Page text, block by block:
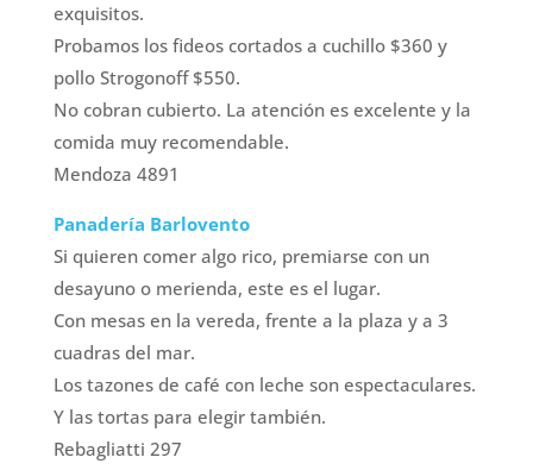
exquisitos.
Probamos los fideos cortados a cuchillo $360 y
pollo Strogonoff $550.
No cobran cubierto. La atención es excelente y la
comida muy recomendable.
Mendoza 4891
Panadería Barlovento
Si quieren comer algo rico, premiarse con un
desayuno o merienda, este es el lugar.
Con mesas en la vereda, frente a la plaza y a 3
cuadras del mar.
Los tazones de café con leche son espectaculares.
Y las tortas para elegir también.
Rebagliatti 297